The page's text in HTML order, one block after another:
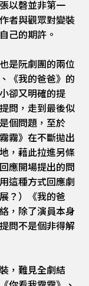
以磬並非第一
者與觀眾對變裝
己的期許。
是阮劇團的兩位
《我的爸爸》的
卻又明確的提
問，走到最後似
個問題，至於
霧》在不斷拋出
，藉此拉進另條
應開場提出的問
這種方式回應劇
？）《我的爸
，除了演員本身
問不是個非得解
，難見全劇結